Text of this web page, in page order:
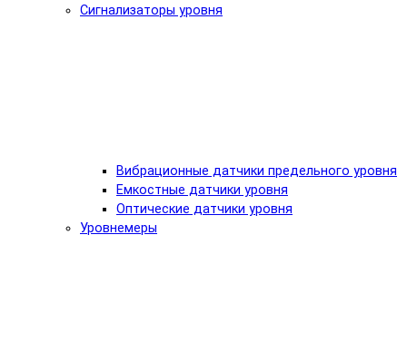
Сигнализаторы уровня
Вибрационные датчики предельного уровня
Емкостные датчики уровня
Оптические датчики уровня
Уровнемеры